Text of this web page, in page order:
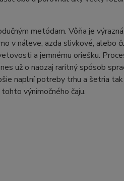
metódam. Vôňa je
v náleve, azda slivkové, alebo
a jemnému oriešku.
už o naozaj raritný spósob
naplní potreby trhu a šetria tak
výnimočného čaju.